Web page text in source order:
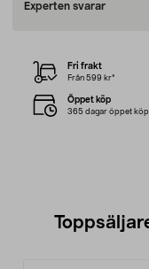
Experten svarar
Fri frakt
Från 599 kr*
Öppet köp
365 dagar öppet köp